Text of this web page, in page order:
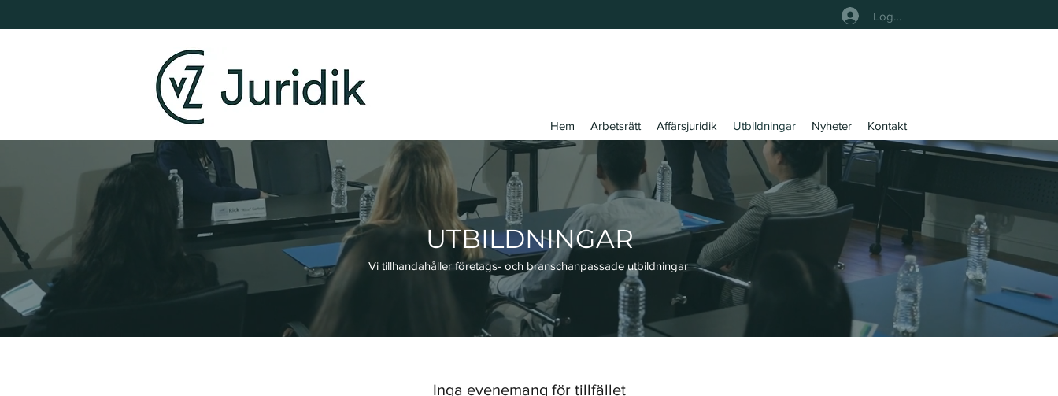
Logga In
Hem Arbetsrätt Affärsjuridik Utbildningar Nyheter Kontakt
UTBILDNINGAR
Vi tillhandahåller företags- och branschanpassade utbildningar
Inga evenemang för tillfället